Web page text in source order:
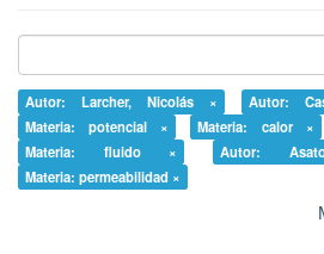
Autor: Larcher, Nicolás ×
Autor:
Materia: potencial ×
Materia: calor ×
Materia: fluido ×
Autor:
Materia: permeabilidad ×